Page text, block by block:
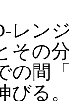
ン
その
の間
びる